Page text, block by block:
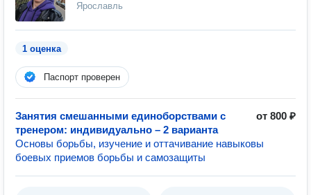
Ярославль
1 оценка
Паспорт проверен
Занятия смешанными единоборствами с
тренером: индивидуально – 2 варианта
от 800 ₽
Основы борьбы, изучение и оттачивание навыковы
боевых приемов борьбы и самозащиты